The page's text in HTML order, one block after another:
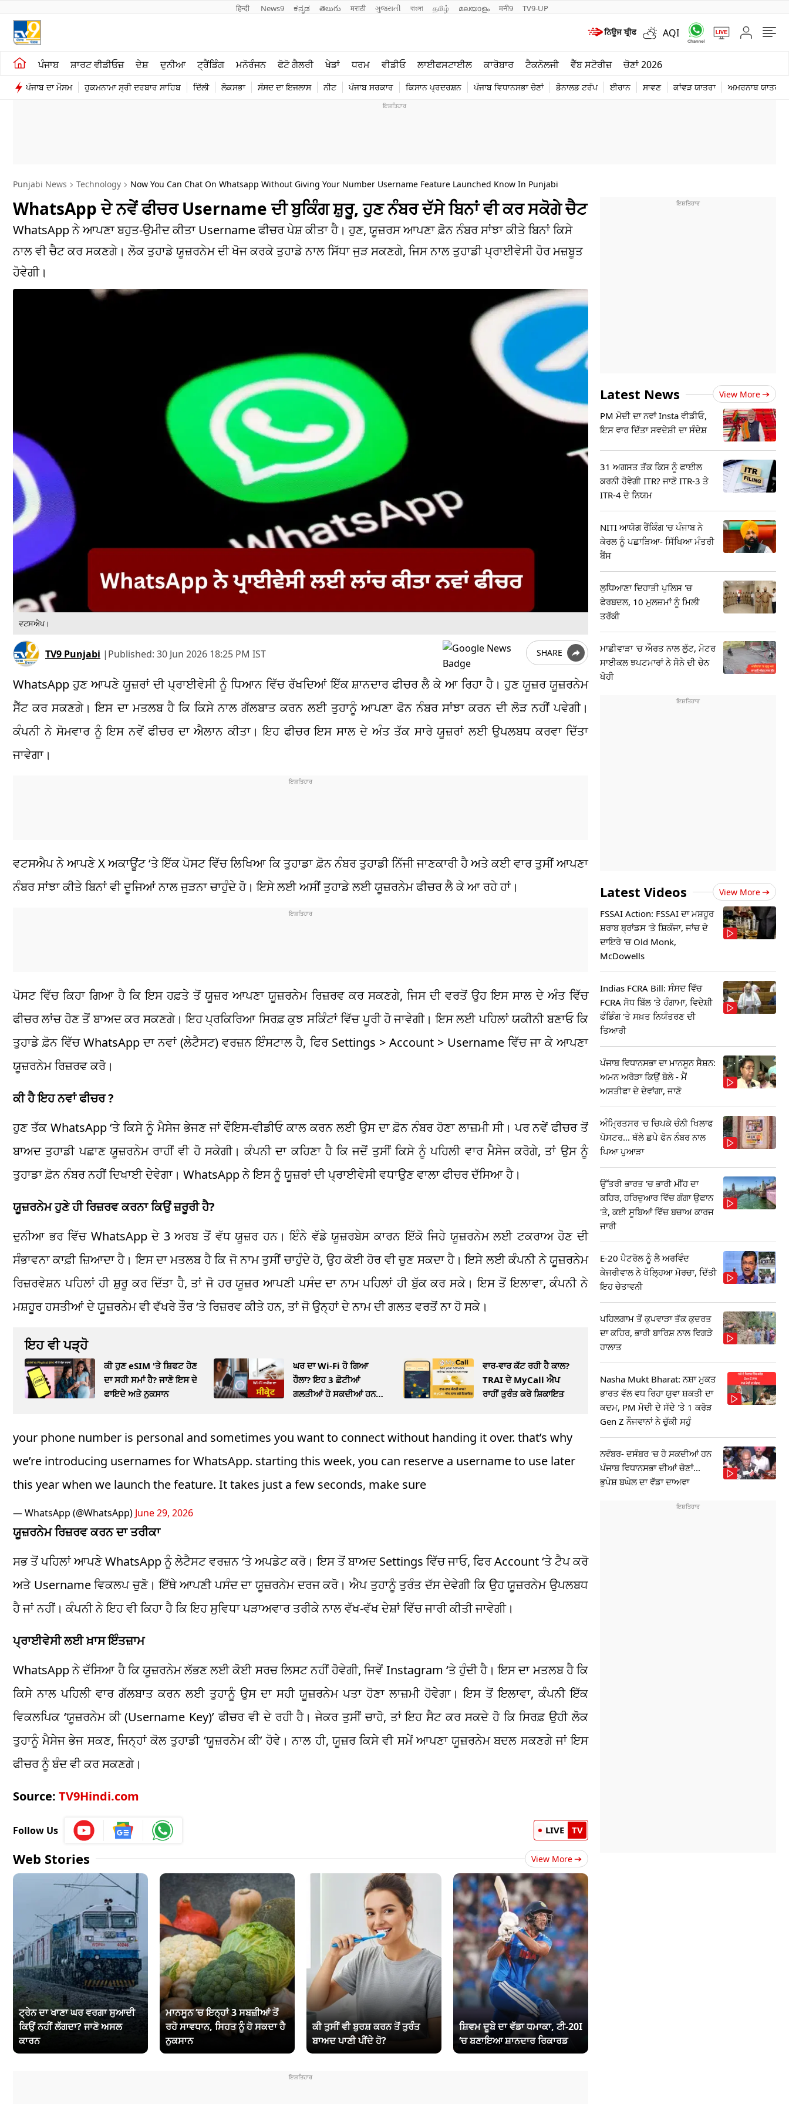
हिन्दी News9 ಕನ್ನಡ తెలుగు मराठी ગુજરાતી বাংলা தமிழ் മലയാളം मनी9 TV9-UP
AQI
ਪੰਜਾਬ ਸ਼ਾਰਟ ਵੀਡੀਓਜ਼ ਦੇਸ਼ ਦੁਨੀਆ ਟ੍ਰੈਂਡਿੰਗ ਮਨੋਰੰਜਨ ਫੋਟੋ ਗੈਲਰੀ ਖੇਡਾਂ ਧਰਮ ਵੀਡੀਓ ਲਾਈਫਸਟਾਈਲ ਕਾਰੋਬਾਰ ਟੈਕਨੋਲਜੀ ਵੈੱਬ ਸਟੋਰੀਜ਼ ਚੋਣਾਂ 2026
ਪੰਜਾਬ ਦਾ ਮੌਸਮ ਹੁਕਮਨਾਮਾ ਸ੍ਰੀ ਦਰਬਾਰ ਸਾਹਿਬ ਦਿੱਲੀ ਲੋਕਸਭਾ ਸੰਸਦ ਦਾ ਇਜਲਾਸ ਨੀਟ ਪੰਜਾਬ ਸਰਕਾਰ ਕਿਸਾਨ ਪ੍ਰਦਰਸ਼ਨ ਪੰਜਾਬ ਵਿਧਾਨਸਭਾ ਚੋਣਾਂ ਡੋਨਾਲਡ ਟਰੰਪ ਈਰਾਨ ਸਾਵਣ ਕਾਂਵੜ ਯਾਤਰਾ ਅਮਰਨਾਥ ਯਾਤਰਾ
ਖੇਤੀਬਾੜੀ
ਸ਼ਾਰਟ ਵੀਡੀਓਜ਼
ਮਨੋਰੰਜਨ
ਪੰਜਾਬ
ਟੈਕਨੋਲਜੀ
ਦੁਨੀਆ
Punjabi News Technology Now You Can Chat On Whatsapp Without Giving Your Number Username Feature Launched Know In Punjabi
WhatsApp ਦੇ ਨਵੇਂ ਫੀਚਰ Username ਦੀ ਬੁਕਿੰਗ ਸ਼ੁਰੂ, ਹੁਣ ਨੰਬਰ ਦੱਸੇ ਬਿਨਾਂ ਵੀ ਕਰ ਸਕੋਗੇ ਚੈਟ
WhatsApp ਨੇ ਆਪਣਾ ਬਹੁਤ-ਉਮੀਦ ਕੀਤਾ Username ਫੀਚਰ ਪੇਸ਼ ਕੀਤਾ ਹੈ। ਹੁਣ, ਯੂਜ਼ਰਸ ਆਪਣਾ ਫ਼ੋਨ ਨੰਬਰ ਸਾਂਝਾ ਕੀਤੇ ਬਿਨਾਂ ਕਿਸੇ
ਨਾਲ ਵੀ ਚੈਟ ਕਰ ਸਕਣਗੇ। ਲੋਕ ਤੁਹਾਡੇ ਯੂਜ਼ਰਨੇਮ ਦੀ ਖੋਜ ਕਰਕੇ ਤੁਹਾਡੇ ਨਾਲ ਸਿੱਧਾ ਜੁੜ ਸਕਣਗੇ, ਜਿਸ ਨਾਲ ਤੁਹਾਡੀ ਪ੍ਰਾਈਵੇਸੀ ਹੋਰ ਮਜ਼ਬੂਤ ​​
ਹੋਵੇਗੀ।
ਵਟਸਐਪ।
TV9 Punjabi | Published: 30 Jun 2026 18:25 PM IST SHARE
WhatsApp ਹੁਣ ਆਪਣੇ ਯੂਜ਼ਰਾਂ ਦੀ ਪ੍ਰਾਈਵੇਸੀ ਨੂੰ ਧਿਆਨ ਵਿੱਚ ਰੱਖਦਿਆਂ ਇੱਕ ਸ਼ਾਨਦਾਰ ਫੀਚਰ ਲੈ ਕੇ ਆ ਰਿਹਾ ਹੈ। ਹੁਣ ਯੂਜ਼ਰ ਯੂਜ਼ਰਨੇਮ
ਸੈੱਟ ਕਰ ਸਕਣਗੇ। ਇਸ ਦਾ ਮਤਲਬ ਹੈ ਕਿ ਕਿਸੇ ਨਾਲ ਗੱਲਬਾਤ ਕਰਨ ਲਈ ਤੁਹਾਨੂੰ ਆਪਣਾ ਫੋਨ ਨੰਬਰ ਸਾਂਝਾ ਕਰਨ ਦੀ ਲੋੜ ਨਹੀਂ ਪਵੇਗੀ।
ਕੰਪਨੀ ਨੇ ਸੋਮਵਾਰ ਨੂੰ ਇਸ ਨਵੇਂ ਫੀਚਰ ਦਾ ਐਲਾਨ ਕੀਤਾ। ਇਹ ਫੀਚਰ ਇਸ ਸਾਲ ਦੇ ਅੰਤ ਤੱਕ ਸਾਰੇ ਯੂਜ਼ਰਾਂ ਲਈ ਉਪਲਬਧ ਕਰਵਾ ਦਿੱਤਾ
ਜਾਵੇਗਾ।
ਵਟਸਐਪ ਨੇ ਆਪਣੇ X ਅਕਾਊਂਟ ‘ਤੇ ਇੱਕ ਪੋਸਟ ਵਿੱਚ ਲਿਖਿਆ ਕਿ ਤੁਹਾਡਾ ਫ਼ੋਨ ਨੰਬਰ ਤੁਹਾਡੀ ਨਿੱਜੀ ਜਾਣਕਾਰੀ ਹੈ ਅਤੇ ਕਈ ਵਾਰ ਤੁਸੀਂ ਆਪਣਾ
ਨੰਬਰ ਸਾਂਝਾ ਕੀਤੇ ਬਿਨਾਂ ਵੀ ਦੂਜਿਆਂ ਨਾਲ ਜੁੜਨਾ ਚਾਹੁੰਦੇ ਹੋ। ਇਸੇ ਲਈ ਅਸੀਂ ਤੁਹਾਡੇ ਲਈ ਯੂਜ਼ਰਨੇਮ ਫੀਚਰ ਲੈ ਕੇ ਆ ਰਹੇ ਹਾਂ।
ਪੋਸਟ ਵਿੱਚ ਕਿਹਾ ਗਿਆ ਹੈ ਕਿ ਇਸ ਹਫ਼ਤੇ ਤੋਂ ਯੂਜ਼ਰ ਆਪਣਾ ਯੂਜ਼ਰਨੇਮ ਰਿਜ਼ਰਵ ਕਰ ਸਕਣਗੇ, ਜਿਸ ਦੀ ਵਰਤੋਂ ਉਹ ਇਸ ਸਾਲ ਦੇ ਅੰਤ ਵਿੱਚ
ਫੀਚਰ ਲਾਂਚ ਹੋਣ ਤੋਂ ਬਾਅਦ ਕਰ ਸਕਣਗੇ। ਇਹ ਪ੍ਰਕਿਰਿਆ ਸਿਰਫ਼ ਕੁਝ ਸਕਿੰਟਾਂ ਵਿੱਚ ਪੂਰੀ ਹੋ ਜਾਵੇਗੀ। ਇਸ ਲਈ ਪਹਿਲਾਂ ਯਕੀਨੀ ਬਣਾਓ ਕਿ
ਤੁਹਾਡੇ ਫ਼ੋਨ ਵਿੱਚ WhatsApp ਦਾ ਨਵਾਂ (ਲੇਟੈਸਟ) ਵਰਜ਼ਨ ਇੰਸਟਾਲ ਹੈ, ਫਿਰ Settings > Account > Username ਵਿੱਚ ਜਾ ਕੇ ਆਪਣਾ
ਯੂਜ਼ਰਨੇਮ ਰਿਜ਼ਰਵ ਕਰੋ।
ਕੀ ਹੈ ਇਹ ਨਵਾਂ ਫੀਚਰ ?
ਹੁਣ ਤੱਕ WhatsApp ‘ਤੇ ਕਿਸੇ ਨੂੰ ਮੈਸੇਜ ਭੇਜਣ ਜਾਂ ਵੌਇਸ-ਵੀਡੀਓ ਕਾਲ ਕਰਨ ਲਈ ਉਸ ਦਾ ਫ਼ੋਨ ਨੰਬਰ ਹੋਣਾ ਲਾਜ਼ਮੀ ਸੀ। ਪਰ ਨਵੇਂ ਫੀਚਰ ਤੋਂ
ਬਾਅਦ ਤੁਹਾਡੀ ਪਛਾਣ ਯੂਜ਼ਰਨੇਮ ਰਾਹੀਂ ਵੀ ਹੋ ਸਕੇਗੀ। ਕੰਪਨੀ ਦਾ ਕਹਿਣਾ ਹੈ ਕਿ ਜਦੋਂ ਤੁਸੀਂ ਕਿਸੇ ਨੂੰ ਪਹਿਲੀ ਵਾਰ ਮੈਸੇਜ ਕਰੋਗੇ, ਤਾਂ ਉਸ ਨੂੰ
ਤੁਹਾਡਾ ਫ਼ੋਨ ਨੰਬਰ ਨਹੀਂ ਦਿਖਾਈ ਦੇਵੇਗਾ। WhatsApp ਨੇ ਇਸ ਨੂੰ ਯੂਜ਼ਰਾਂ ਦੀ ਪ੍ਰਾਈਵੇਸੀ ਵਧਾਉਣ ਵਾਲਾ ਫੀਚਰ ਦੱਸਿਆ ਹੈ।
ਯੂਜ਼ਰਨੇਮ ਹੁਣੇ ਹੀ ਰਿਜ਼ਰਵ ਕਰਨਾ ਕਿਉਂ ਜ਼ਰੂਰੀ ਹੈ?
ਦੁਨੀਆ ਭਰ ਵਿੱਚ WhatsApp ਦੇ 3 ਅਰਬ ਤੋਂ ਵੱਧ ਯੂਜ਼ਰ ਹਨ। ਇੰਨੇ ਵੱਡੇ ਯੂਜ਼ਰਬੇਸ ਕਾਰਨ ਇੱਕੋ ਜਿਹੇ ਯੂਜ਼ਰਨੇਮ ਲਈ ਟਕਰਾਅ ਹੋਣ ਦੀ
ਸੰਭਾਵਨਾ ਕਾਫ਼ੀ ਜ਼ਿਆਦਾ ਹੈ। ਇਸ ਦਾ ਮਤਲਬ ਹੈ ਕਿ ਜੋ ਨਾਮ ਤੁਸੀਂ ਚਾਹੁੰਦੇ ਹੋ, ਉਹ ਕੋਈ ਹੋਰ ਵੀ ਚੁਣ ਸਕਦਾ ਹੈ। ਇਸੇ ਲਈ ਕੰਪਨੀ ਨੇ ਯੂਜ਼ਰਨੇਮ
ਰਿਜ਼ਰਵੇਸ਼ਨ ਪਹਿਲਾਂ ਹੀ ਸ਼ੁਰੂ ਕਰ ਦਿੱਤਾ ਹੈ, ਤਾਂ ਜੋ ਹਰ ਯੂਜ਼ਰ ਆਪਣੀ ਪਸੰਦ ਦਾ ਨਾਮ ਪਹਿਲਾਂ ਹੀ ਬੁੱਕ ਕਰ ਸਕੇ। ਇਸ ਤੋਂ ਇਲਾਵਾ, ਕੰਪਨੀ ਨੇ
ਮਸ਼ਹੂਰ ਹਸਤੀਆਂ ਦੇ ਯੂਜ਼ਰਨੇਮ ਵੀ ਵੱਖਰੇ ਤੌਰ ‘ਤੇ ਰਿਜ਼ਰਵ ਕੀਤੇ ਹਨ, ਤਾਂ ਜੋ ਉਨ੍ਹਾਂ ਦੇ ਨਾਮ ਦੀ ਗਲਤ ਵਰਤੋਂ ਨਾ ਹੋ ਸਕੇ।
ਇਹ ਵੀ ਪੜ੍ਹੋ
ਕੀ ਹੁਣ eSIM 'ਤੇ ਸ਼ਿਫਟ ਹੋਣ
ਦਾ ਸਹੀ ਸਮਾਂ ਹੈ? ਜਾਣੋ ਇਸ ਦੇ
ਫਾਇਦੇ ਅਤੇ ਨੁਕਸਾਨ
ਘਰ ਦਾ Wi-Fi ਹੋ ਗਿਆ
ਹੌਲਾ? ਇਹ 3 ਛੋਟੀਆਂ
ਗਲਤੀਆਂ ਹੋ ਸਕਦੀਆਂ ਹਨ
ਵਾਰ-ਵਾਰ ਕੱਟ ਰਹੀ ਹੈ ਕਾਲ?
TRAI ਦੇ MyCall ਐਪ
ਰਾਹੀਂ ਤੁਰੰਤ ਕਰੋ ਸ਼ਿਕਾਇਤ
your phone number is personal and sometimes you want to connect without handing it over. that’s why
we’re introducing usernames for WhatsApp. starting this week, you can reserve a username to use later
this year when we launch the feature. It takes just a few seconds, make sure
— WhatsApp (@WhatsApp) June 29, 2026
ਯੂਜ਼ਰਨੇਮ ਰਿਜ਼ਰਵ ਕਰਨ ਦਾ ਤਰੀਕਾ
ਸਭ ਤੋਂ ਪਹਿਲਾਂ ਆਪਣੇ WhatsApp ਨੂੰ ਲੇਟੈਸਟ ਵਰਜ਼ਨ ‘ਤੇ ਅਪਡੇਟ ਕਰੋ। ਇਸ ਤੋਂ ਬਾਅਦ Settings ਵਿੱਚ ਜਾਓ, ਫਿਰ Account ‘ਤੇ ਟੈਪ ਕਰੋ
ਅਤੇ Username ਵਿਕਲਪ ਚੁਣੋ। ਇੱਥੇ ਆਪਣੀ ਪਸੰਦ ਦਾ ਯੂਜ਼ਰਨੇਮ ਦਰਜ ਕਰੋ। ਐਪ ਤੁਹਾਨੂੰ ਤੁਰੰਤ ਦੱਸ ਦੇਵੇਗੀ ਕਿ ਉਹ ਯੂਜ਼ਰਨੇਮ ਉਪਲਬਧ
ਹੈ ਜਾਂ ਨਹੀਂ। ਕੰਪਨੀ ਨੇ ਇਹ ਵੀ ਕਿਹਾ ਹੈ ਕਿ ਇਹ ਸੁਵਿਧਾ ਪੜਾਅਵਾਰ ਤਰੀਕੇ ਨਾਲ ਵੱਖ-ਵੱਖ ਦੇਸ਼ਾਂ ਵਿੱਚ ਜਾਰੀ ਕੀਤੀ ਜਾਵੇਗੀ।
ਪ੍ਰਾਈਵੇਸੀ ਲਈ ਖ਼ਾਸ ਇੰਤਜ਼ਾਮ
WhatsApp ਨੇ ਦੱਸਿਆ ਹੈ ਕਿ ਯੂਜ਼ਰਨੇਮ ਲੱਭਣ ਲਈ ਕੋਈ ਸਰਚ ਲਿਸਟ ਨਹੀਂ ਹੋਵੇਗੀ, ਜਿਵੇਂ Instagram ‘ਤੇ ਹੁੰਦੀ ਹੈ। ਇਸ ਦਾ ਮਤਲਬ ਹੈ ਕਿ
ਕਿਸੇ ਨਾਲ ਪਹਿਲੀ ਵਾਰ ਗੱਲਬਾਤ ਕਰਨ ਲਈ ਤੁਹਾਨੂੰ ਉਸ ਦਾ ਸਹੀ ਯੂਜ਼ਰਨੇਮ ਪਤਾ ਹੋਣਾ ਲਾਜ਼ਮੀ ਹੋਵੇਗਾ। ਇਸ ਤੋਂ ਇਲਾਵਾ, ਕੰਪਨੀ ਇੱਕ
ਵਿਕਲਪਿਕ ‘ਯੂਜ਼ਰਨੇਮ ਕੀ (Username Key)’ ਫੀਚਰ ਵੀ ਦੇ ਰਹੀ ਹੈ। ਜੇਕਰ ਤੁਸੀਂ ਚਾਹੋ, ਤਾਂ ਇਹ ਸੈਟ ਕਰ ਸਕਦੇ ਹੋ ਕਿ ਸਿਰਫ਼ ਉਹੀ ਲੋਕ
ਤੁਹਾਨੂੰ ਮੈਸੇਜ ਭੇਜ ਸਕਣ, ਜਿਨ੍ਹਾਂ ਕੋਲ ਤੁਹਾਡੀ ‘ਯੂਜ਼ਰਨੇਮ ਕੀ’ ਹੋਵੇ। ਨਾਲ ਹੀ, ਯੂਜ਼ਰ ਕਿਸੇ ਵੀ ਸਮੇਂ ਆਪਣਾ ਯੂਜ਼ਰਨੇਮ ਬਦਲ ਸਕਣਗੇ ਜਾਂ ਇਸ
ਫੀਚਰ ਨੂੰ ਬੰਦ ਵੀ ਕਰ ਸਕਣਗੇ।
Source: TV9Hindi.com
Follow Us LIVE TV
Web Stories View More
ਟ੍ਰੇਨ ਦਾ ਖਾਣਾ ਘਰ ਵਰਗਾ ਸੁਆਦੀ
ਕਿਉਂ ਨਹੀਂ ਲੱਗਦਾ? ਜਾਣੋ ਅਸਲ
ਕਾਰਨ
ਮਾਨਸੂਨ ‘ਚ ਇਨ੍ਹਾਂ 3 ਸਬਜ਼ੀਆਂ ਤੋਂ
ਰਹੋ ਸਾਵਧਾਨ, ਸਿਹਤ ਨੂੰ ਹੋ ਸਕਦਾ ਹੈ
ਨੁਕਸਾਨ
ਕੀ ਤੁਸੀਂ ਵੀ ਬੁਰਸ਼ ਕਰਨ ਤੋਂ ਤੁਰੰਤ
ਬਾਅਦ ਪਾਣੀ ਪੀਂਦੇ ਹੋ?
ਸ਼ਿਵਮ ਦੂਬੇ ਦਾ ਵੱਡਾ ਧਮਾਕਾ, ਟੀ-20I
‘ਚ ਬਣਾਇਆ ਸ਼ਾਨਦਾਰ ਰਿਕਾਰਡ
Latest News View More
PM ਮੋਦੀ ਦਾ ਨਵਾਂ Insta ਵੀਡੀਓ,
ਇਸ ਵਾਰ ਦਿੱਤਾ ਸਵਦੇਸ਼ੀ ਦਾ ਸੰਦੇਸ਼
31 ਅਗਸਤ ਤੱਕ ਕਿਸ ਨੂੰ ਫਾਈਲ
ਕਰਨੀ ਹੋਵੇਗੀ ITR? ਜਾਣੋ ITR-3 ਤੇ
ITR-4 ਦੇ ਨਿਯਮ
NITI ਆਯੋਗ ਰੈਂਕਿੰਗ 'ਚ ਪੰਜਾਬ ਨੇ
ਕੇਰਲ ਨੂੰ ਪਛਾੜਿਆ- ਸਿੱਖਿਆ ਮੰਤਰੀ
ਬੈਂਸ
ਲੁਧਿਆਣਾ ਦਿਹਾਤੀ ਪੁਲਿਸ 'ਚ
ਫੇਰਬਦਲ, 10 ਮੁਲਜ਼ਮਾਂ ਨੂੰ ਮਿਲੀ
ਤਰੱਕੀ
ਮਾਛੀਵਾੜਾ 'ਚ ਔਰਤ ਨਾਲ ਲੁੱਟ, ਮੋਟਰ
ਸਾਈਕਲ ਝਪਟਮਾਰਾਂ ਨੇ ਸੋਨੇ ਦੀ ਚੇਨ
ਖੋਹੀ
Latest Videos View More
FSSAI Action: FSSAI ਦਾ ਮਸ਼ਹੂਰ
ਸ਼ਰਾਬ ਬ੍ਰਾਂਡਸ 'ਤੇ ਸ਼ਿਕੰਜਾ, ਜਾਂਚ ਦੇ
ਦਾਇਰੇ 'ਚ Old Monk,
McDowells
Indias FCRA Bill: ਸੰਸਦ ਵਿੱਚ
FCRA ਸੋਧ ਬਿੱਲ 'ਤੇ ਹੰਗਾਮਾ, ਵਿਦੇਸ਼ੀ
ਫੰਡਿੰਗ 'ਤੇ ਸਖ਼ਤ ਨਿਯੰਤਰਣ ਦੀ
ਤਿਆਰੀ
ਪੰਜਾਬ ਵਿਧਾਨਸਭਾ ਦਾ ਮਾਨਸੂਨ ਸੈਸ਼ਨ:
ਅਮਨ ਅਰੋੜਾ ਕਿਉਂ ਬੋਲੇ - ਮੈਂ
ਅਸਤੀਫਾ ਦੇ ਦੇਵਾਂਗਾ, ਜਾਣੋ
ਅੰਮ੍ਰਿਤਸਰ 'ਚ ਚਿਪਕੇ ਚੰਨੀ ਖਿਲਾਫ
ਪੋਸਟਰ... ਥੱਲੇ ਛਪੇ ਫੋਨ ਨੰਬਰ ਨਾਲ
ਪਿਆ ਪੁਆੜਾ
ਉੱਤਰੀ ਭਾਰਤ 'ਚ ਭਾਰੀ ਮੀਂਹ ਦਾ
ਕਹਿਰ, ਹਰਿਦੁਆਰ ਵਿੱਚ ਗੰਗਾ ਉਫਾਨ
'ਤੇ, ਕਈ ਸੂਬਿਆਂ ਵਿੱਚ ਬਚਾਅ ਕਾਰਜ
ਜਾਰੀ
E-20 ਪੈਟਰੋਲ ਨੂੰ ਲੈ ਅਰਵਿੰਦ
ਕੇਜਰੀਵਾਲ ਨੇ ਖੋਲ੍ਹਿਆ ਮੋਰਚਾ, ਦਿੱਤੀ
ਇਹ ਚੇਤਾਵਨੀ
ਪਹਿਲਗਾਮ ਤੋਂ ਕੁਪਵਾੜਾ ਤੱਕ ਕੁਦਰਤ
ਦਾ ਕਹਿਰ, ਭਾਰੀ ਬਾਰਿਸ਼ ਨਾਲ ਵਿਗੜੇ
ਹਾਲਾਤ
Nasha Mukt Bharat: ਨਸ਼ਾ ਮੁਕਤ
ਭਾਰਤ ਵੱਲ ਵਧ ਰਿਹਾ ਯੁਵਾ ਸ਼ਕਤੀ ਦਾ
ਕਦਮ, PM ਮੋਦੀ ਦੇ ਸੱਦੇ 'ਤੇ 1 ਕਰੋੜ
Gen Z ਨੌਜਵਾਨਾਂ ਨੇ ਚੁੱਕੀ ਸਹੁੰ
ਨਵੰਬਰ- ਦਸੰਬਰ 'ਚ ਹੋ ਸਕਦੀਆਂ ਹਨ
ਪੰਜਾਬ ਵਿਧਾਨਸਭਾ ਦੀਆਂ ਚੋਣਾਂ...
ਭੁਪੇਸ਼ ਬਘੇਲ ਦਾ ਵੱਡਾ ਦਾਅਵਾ